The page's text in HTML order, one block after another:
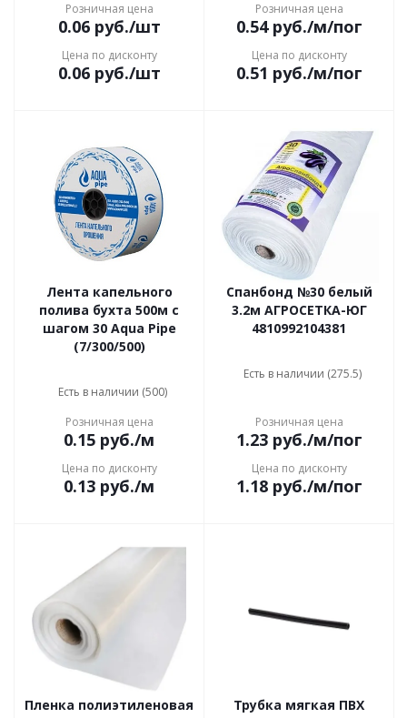
Розничная цена
0.06руб./шт
Цена по дисконту
0.06руб./шт
Розничная цена
0.54руб./м/пог
Цена по дисконту
0.51 руб./м/пог
Лента капельного
полива бухта 500м с
шагом 30 Aqua Pipe
(7/300/500)
Есть в наличии (500)
Розничная цена
0.15 руб./м
Цена по дисконту
0.13 руб./м
Спанбонд №30 белый
3.2м АГРОСЕТКА-ЮГ
4810992104381
Есть в наличии (275.5)
Розничная цена
1.23руб./м/пог
Цена по дисконту
1.18руб./м/пог
Пленка полиэтиленовая
Трубка мягкая ПВХ